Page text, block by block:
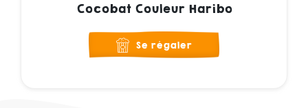
Cocobat Couleur Haribo
Se régaler